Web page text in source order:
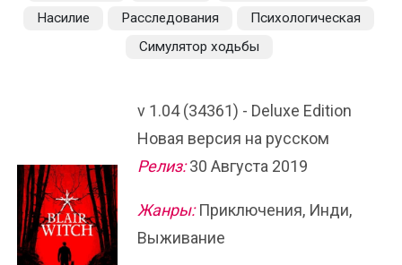
Насилие
Расследования
Психологическая
Симулятор ходьбы
v 1.04 (34361) - Deluxe Edition
Новая версия на русском
Релиз:30 Августа 2019
Жанры:Приключения, Инди,
Выживание